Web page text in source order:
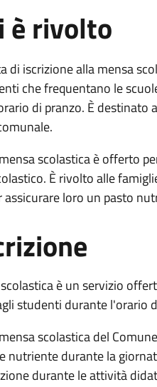
è rivolto
di iscrizione alla mensa
che frequentano le
di pranzo. È destinato
scolastica è offerto
È rivolto alle
assicurare loro un pasto
è un servizio
studenti durante l'orario
scolastica del
nutriente durante la
durante le attività